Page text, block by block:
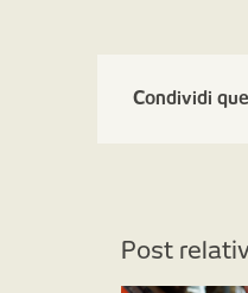
Condividi
Post